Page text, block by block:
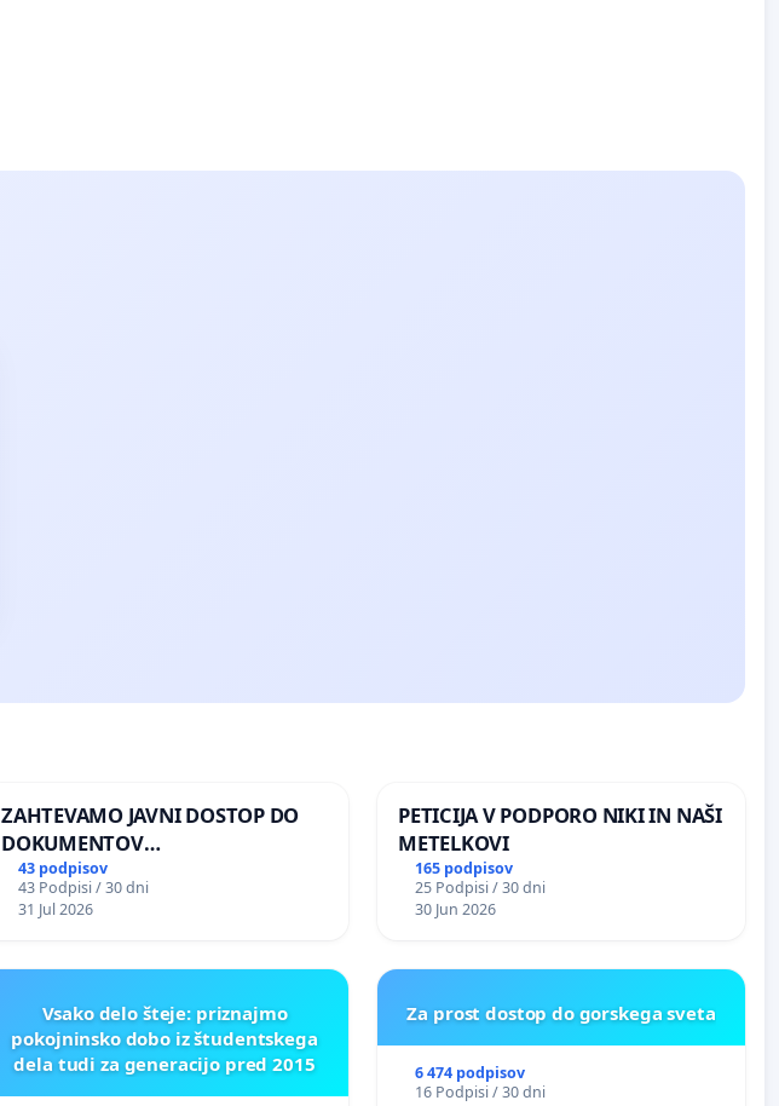
ZAHTEVAMO JAVNI DOSTOP DO
DOKUMENTOV
PARLAMENTARNIH
PREISKOVALNIH KOMISIJ O
ILEGALNI TRGOVINI Z OROŽJEM
43 podpisov
43 Podpisi / 30 dni
31 Jul 2026
PETICIJA V PODPORO NIKI IN NAŠI
METELKOVI
165 podpisov
25 Podpisi / 30 dni
30 Jun 2026
Vsako delo šteje: priznajmo
pokojninsko dobo iz študentskega
dela tudi za generacijo pred 2015
Za prost dostop do gorskega sveta
6 474 podpisov
16 Podpisi / 30 dni